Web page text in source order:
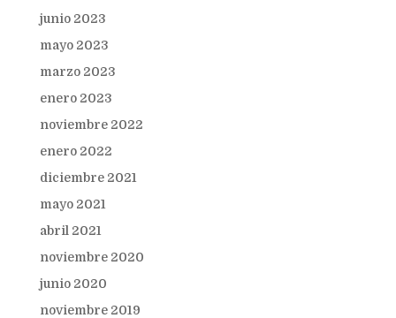
junio 2023
mayo 2023
marzo 2023
enero 2023
noviembre 2022
enero 2022
diciembre 2021
mayo 2021
abril 2021
noviembre 2020
junio 2020
noviembre 2019